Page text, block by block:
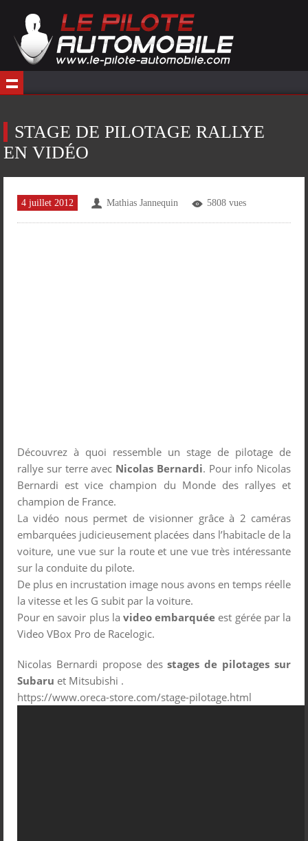
STAGE DE PILOTAGE RALLYE
EN VIDÉO
4 juillet 2012 Mathias Jannequin 5808 vues
Découvrez à quoi ressemble un stage de pilotage de
rallye sur terre avec Nicolas Bernardi. Pour info Nicolas
Bernardi est vice champion du Monde des rallyes et
champion de France.
La vidéo nous permet de visionner grâce à 2 caméras
embarquées judicieusement placées dans l’habitacle de la
voiture, une vue sur la route et une vue très intéressante
sur la conduite du pilote.
De plus en incrustation image nous avons en temps réelle
la vitesse et les G subit par la voiture.
Pour en savoir plus la video embarquée est gérée par la
Video VBox Pro de Racelogic.
Nicolas Bernardi propose desstages de pilotages sur
Subaru et Mitsubishi .
https://www.oreca-store.com/stage-pilotage.html